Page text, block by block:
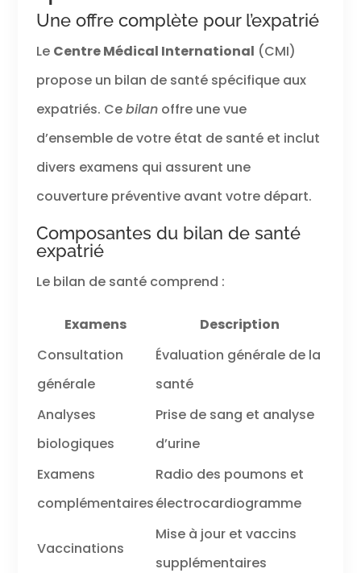
Une offre complète pour l’expatrié
Le Centre Médical International (CMI)
propose un bilan de santé spécifique aux
expatriés. Cebilanoffre une vue
d’ensemble de votre état de santé et inclut
divers examens qui assurent une
couverture préventive avant votre départ.
Composantes du bilan de santé
expatrié
Le bilan de santé comprend :
Examens
Description
Consultation
générale
Évaluation générale de la
santé
Analyses
biologiques
Prise de sang et analyse
d’urine
Examens
complémentaires
Radio des poumons et
électrocardiogramme
Vaccinations
Mise à jour et vaccins
supplémentaires